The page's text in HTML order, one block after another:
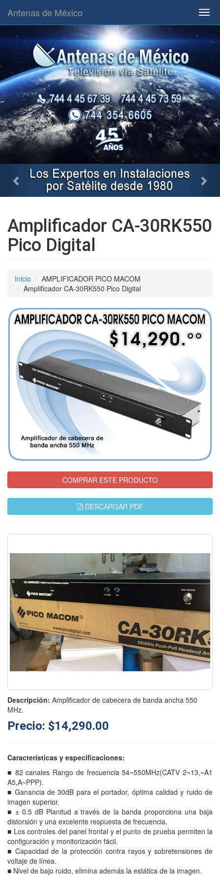
Antenas de México
Amplificador CA-30RK550
Pico Digital
Inicio
AMPLIFICADOR PICO MACOM
Amplificador CA-30RK550 Pico Digital
COMPRAR ESTE PRODUCTO
DESCARGAR PDF
Descripción: Amplificador de cabecera de banda ancha 550
MHz.
Precio: $14,290.00
Características y especificaciones:
■ 82 canales Rango de frecuencia 54~550MHz(CATV 2~13,~A1
A5,A~PPP).
■ Ganancia de 30dB para el portador, óptima calidad y ruido de
imagen superior.
■ ± 0.5 dB Planitud a través de la banda proporciona una baja
distorsión y una excelente respuesta de frecuencia.
■ Los controles del panel frontal y el punto de prueba permiten la
configuración y monitorización fácil.
■ Capacidad de la protección contra rayos y sobretensiones de
voltaje de línea.
■ Nivel de bajo ruido, elimina además la estática de la imagen.